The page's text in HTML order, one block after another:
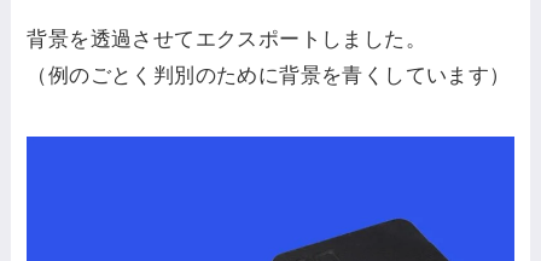
背景を透過させてエクスポートしました。
（例のごとく判別のために背景を青くしています）